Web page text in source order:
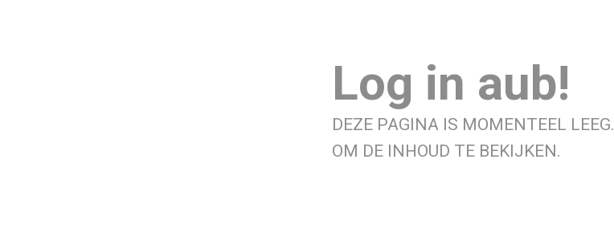
Log in aub!
DEZE PAGINA IS MOMENTEEL LEEG.
OM DE INHOUD TE BEKIJKEN.